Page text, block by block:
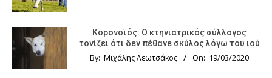
Κορονοϊός: Ο κτηνιατρικός σύλλογος
τονίζει ότι δεν πέθανε σκύλος λόγω του ιού
By: Μιχάλης Λεωτσάκος On: 19/03/2020